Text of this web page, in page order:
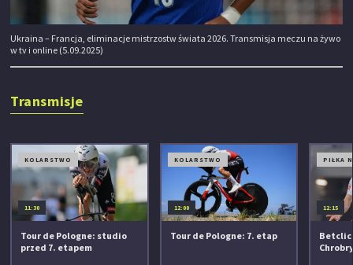
Ukraina – Francja, eliminacje mistrzostw świata 2026. Transmisja meczu na żywo
w tv i online (5.09.2025)
Transmisje
KOLARSTWO
11:30
Tour de Pologne: studio
przed 7. etapem
KOLARSTWO
12:00
Tour de Pologne: 7. etap
PIŁKA
12:15
Betclic